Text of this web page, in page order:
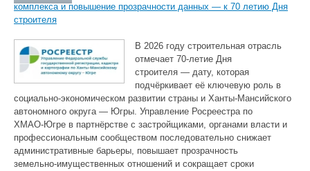
комплекса и повышение прозрачности данных — к 70 летию Дня
строителя
В 2026 году строительная отрасль
отмечает 70‑летие Дня
строителя — дату, которая
подчёркивает её ключевую роль в
социально‑экономическом развитии страны и Ханты‑Мансийского
автономного округа — Югры. Управление Росреестра по
ХМАО‑Югре в партнёрстве с застройщиками, органами власти и
профессиональным сообществом последовательно снижает
административные барьеры, повышает прозрачность
земельно‑имущественных отношений и сокращает сроки